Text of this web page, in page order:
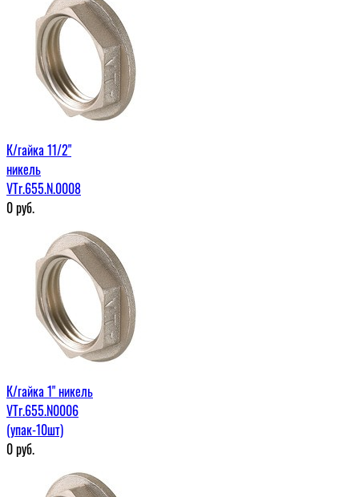
К/гайка 11/2"
никель
VTr.655.N.0008
0руб.
К/гайка 1" никель
VTr.655.N0006
(упак-10шт)
0руб.